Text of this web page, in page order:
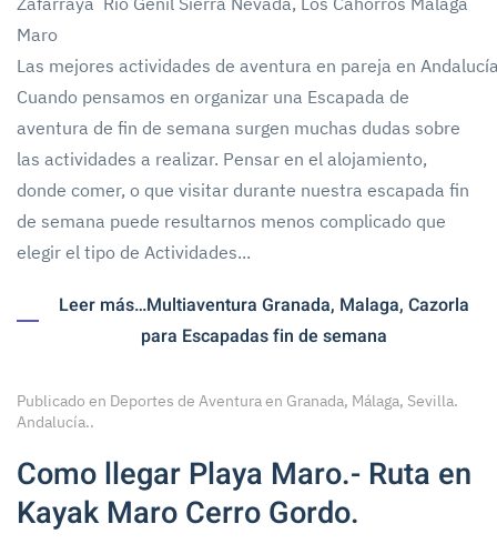
Maro
Las mejores actividades de aventura en pareja en
Cuando pensamos en organizar una Escapada de
aventura de fin de semana surgen muchas dudas sobre
las actividades a realizar. Pensar en el alojamiento,
donde comer, o que visitar durante nuestra escapada fin
de semana puede resultarnos menos complicado que
elegir el tipo de Actividades...
Leer más…Multiaventura Granada, Malaga, Cazorla
para Escapadas fin de semana
Publicado en Deportes de Aventura en Granada, Málaga, Sevilla.
Andalucía..
Como llegar Playa Maro.- Ruta en
Kayak Maro Cerro Gordo.